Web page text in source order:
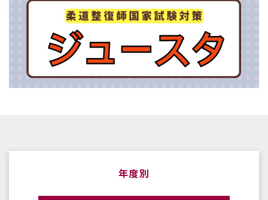
年度別